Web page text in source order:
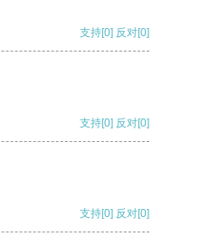
支持[0] 反对[0]
支持[0] 反对[0]
支持[0] 反对[0]